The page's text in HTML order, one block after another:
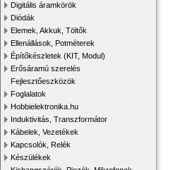
Digitális áramkörök
Diódák
Elemek, Akkuk, Töltők
Ellenállások, Potméterek
Építőkészletek (KIT, Modul)
Erősáramú szerelés
Fejlesztőeszközök
Foglalatok
Hobbielektronika.hu
Induktivitás, Transzformátor
Kábelek, Vezetékek
Kapcsolók, Relék
Készülékek